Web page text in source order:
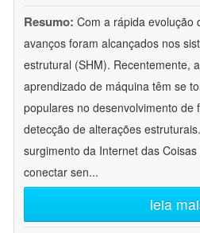
Resumo: Com a rápida evolução
avanços foram alcançados nos
estrutural (SHM). Recentemente,
aprendizado de máquina têm se
populares no desenvolvimento de
detecção de alterações
surgimento da Internet das
conectar sen...
leia